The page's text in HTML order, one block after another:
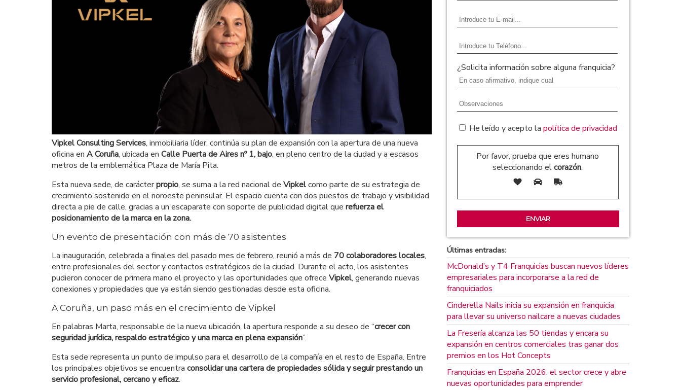
Vipkel Consulting Services, inmobiliaria líder, continúa su plan de expansión con la apertura de una nueva
oficina en A Coruña, ubicada en Calle Puerta de Aires nº 1, bajo, en pleno centro de la ciudad y a escasos
metros de la emblemática Plaza de María Pita.
Esta nueva sede, de carácterpropio, se suma a la red nacional de Vipkelcomo parte de su estrategia de
crecimiento sostenido en el noroeste peninsular. El espacio cuenta con dos puestos de trabajo y visibilidad
directa a pie de calle, gracias a un escaparate con soporte de publicidad digital que refuerza el
posicionamiento de la marca en la zona.
Un evento de presentación con más de 70 asistentes
La inauguración, celebrada a finales del pasado mes de febrero, reunió a más de 70 colaboradores locales,
entre profesionales del sector y contactos estratégicos de la ciudad. Durante el acto, los asistentes
pudieron conocer de primera mano el proyecto y las oportunidades que ofrece Vipkel, generando nuevas
conexiones y propiedades que ya están siendo gestionadas desde esta oficina.
A Coruña, un paso más en el crecimiento de Vipkel
En palabras Marta, responsable de la nueva ubicación, la apertura responde a su deseo de “crecer con
seguridad jurídica, respaldo estratégico y una marca en plena expansión”.
Esta sede representa un punto de impulso para el desarrollo de la compañía en el resto de España. Entre
los principales objetivos se encuentra consolidar una cartera de propiedades sólida y seguir prestando un
servicio profesional, cercano y eficaz.
¿Solicita información sobre alguna franquicia?
He leído y acepto la política de privacidad
Por favor, prueba que eres humano
seleccionando elcorazón.
Últimas entradas:
McDonald’s y T4 Franquicias buscan nuevos líderes
empresariales para incorporarse a la red de
franquiciados
Cinderella Nails inicia su expansión en franquicia
para llevar su universo nailcare a nuevas ciudades
La Fresería alcanza las 50 tiendas y encara su
expansión en centros comerciales tras ganar dos
premios en los Hot Concepts
Franquicias en España 2026: el sector crece y abre
nuevas oportunidades para emprender